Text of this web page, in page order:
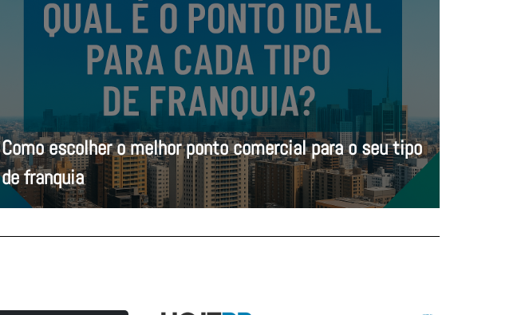
Como escolher o melhor ponto comercial para o seu tipo
de franquia